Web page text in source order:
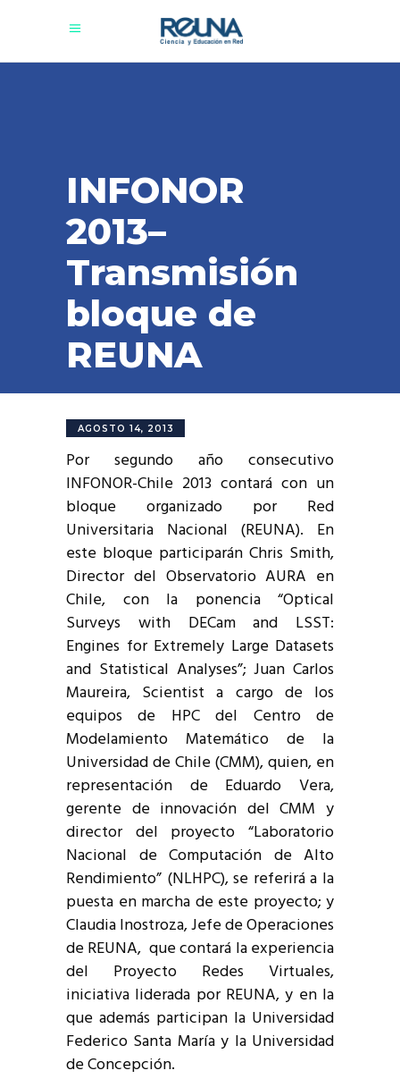
INFONOR
2013–
Transmisión
bloque de
REUNA
AGOSTO 14, 2013
Por segundo año consecutivo
INFONOR-Chile 2013 contará con un
bloque organizado por Red
Universitaria Nacional (REUNA). En
este bloque participarán Chris Smith,
Director del Observatorio AURA en
Chile, con la ponencia “Optical
Surveys with DECam and LSST:
Engines for Extremely Large Datasets
and Statistical Analyses”; Juan Carlos
Maureira, Scientist a cargo de los
equipos de HPC del Centro de
Modelamiento Matemático de la
Universidad de Chile (CMM), quien, en
representación de Eduardo Vera,
gerente de innovación del CMM y
director del proyecto “Laboratorio
Nacional de Computación de Alto
Rendimiento” (NLHPC), se referirá a la
puesta en marcha de este proyecto; y
Claudia Inostroza, Jefe de Operaciones
de REUNA, que contará la experiencia
del Proyecto Redes Virtuales,
iniciativa liderada por REUNA, y en la
que además participan la Universidad
Federico Santa María y la Universidad
de Concepción.